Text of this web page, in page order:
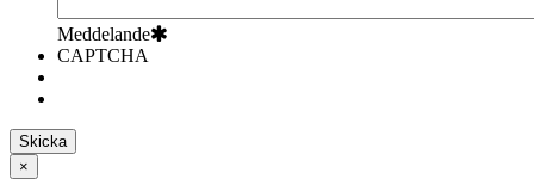
Meddelande
CAPTCHA
×